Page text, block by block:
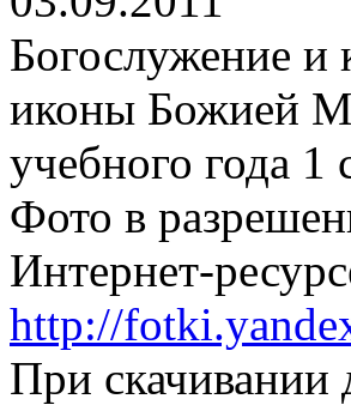
Богослужение и
иконы Божией
учебного года
Фото в
Интернет-
http://
При скачивании